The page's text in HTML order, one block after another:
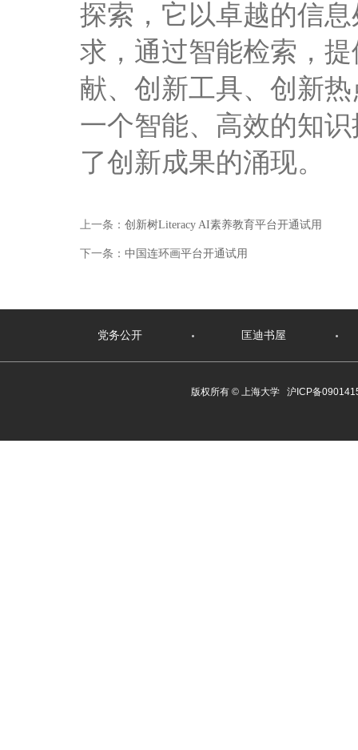
探索，它以卓越的信
求，通过智能检索，
献、创新工具、创新
一个智能、高效的知
了创新成果的涌现。
上一条： 创新树Literacy AI素养教育平台开通试用
下一条： 中国连环画平台开通试用
党务公开 匡迪书屋
版权所有 © 上海大学 沪ICP备